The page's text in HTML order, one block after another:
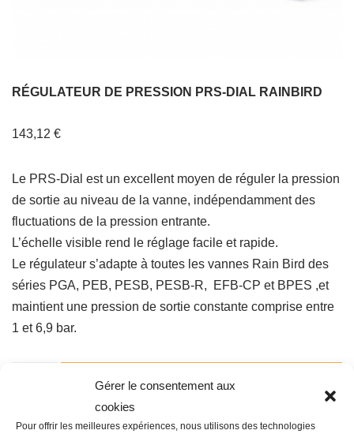
Gérer le consentement aux
cookies
Pour offrir les meilleures expériences, nous utilisons des technologies
RÉGULATEUR DE PRESSION PRS-DIAL RAINBIRD
143,12 €
Le PRS-Dial est un excellent moyen de réguler la pression
de sortie au niveau de la vanne, indépendamment des
fluctuations de la pression entrante.
L’échelle visible rend le réglage facile et rapide.
Le régulateur s’adapte à toutes les vannes Rain Bird des
séries PGA, PEB, PESB, PESB-R, EFB-CP et BPES ,et
maintient une pression de sortie constante comprise entre
1 et 6,9 bar.
Ajouter au panier